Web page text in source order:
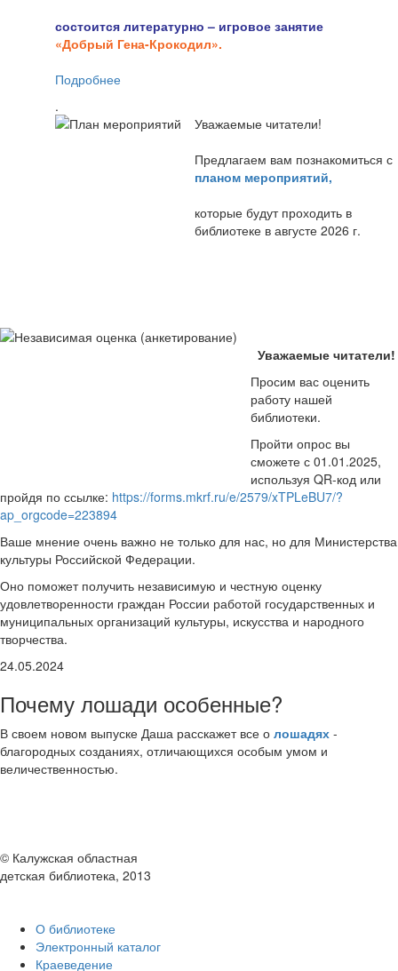
состоится литературно – игровое занятие
«Добрый Гена-Крокодил».
Подробнее
.
Уважаемые читатели!
Предлагаем вам познакомиться с
планом мероприятий,
которые будут проходить в
библиотеке в августе 2026 г.
Уважаемые читатели!
Просим вас оценить
работу нашей
библиотеки.
Пройти опрос вы
сможете с 01.01.2025,
используя QR-код или
пройдя по ссылке: https://forms.mkrf.ru/e/2579/xTPLeBU7/?
ap_orgcode=223894
Ваше мнение очень важно не только для нас, но для Министерства
культуры Российской Федерации.
Оно поможет получить независимую и честную оценку
удовлетворенности граждан России работой государственных и
муниципальных организаций культуры, искусства и народного
творчества.
24.05.2024
Почему лошади особенные?
В своем новом выпуске Даша расскажет все о лошадях -
благородных созданиях, отличающихся особым умом и
величественностью.
© Калужская областная
детская библиотека, 2013
О библиотеке
Электронный каталог
Краеведение